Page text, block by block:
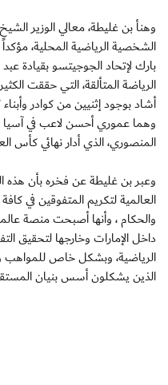
وهنأ بن غليطة، معالي الوزير
الشخصية الرياضية المحلية،
بارك لإتحاد الجوجيتسو بقيادة
الرياضة المتألقة، التي حققت
أشاد بوجود إثنيين من كوادر
المنصوري، الذي أدار نهائي كأس
وعبر بن غليطة عن فخره بأن هذه
العالمية لتكريم المتفوقين في
والحكام ، وأنها أصبحت منصة
داخل الإمارات وخارجها لتحقيق
الرياضية، وبشكل خاص للمواهب
الذين يشكلون أسس بنيان